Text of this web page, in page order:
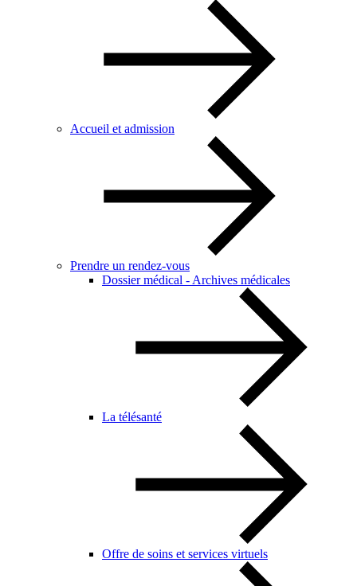
Accueil et admission
Prendre un rendez-vous
Dossier médical - Archives médicales
La télésanté
Offre de soins et services virtuels